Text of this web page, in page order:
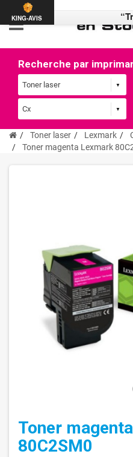
Recherche par
Toner laser Lexmark
Toner magenta Lexmark
Toner
80C2SM0
KING-AVIS